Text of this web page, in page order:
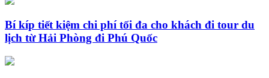
Bí kíp tiết kiệm chi phí tối đa cho khách đi tour du
lịch từ Hải Phòng đi Phú Quốc